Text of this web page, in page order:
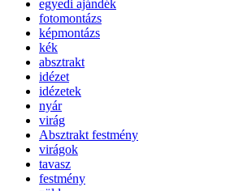
egyedi ajándék
fotomontázs
képmontázs
kék
absztrakt
idézet
idézetek
nyár
virág
Absztrakt festmény
virágok
tavasz
festmény